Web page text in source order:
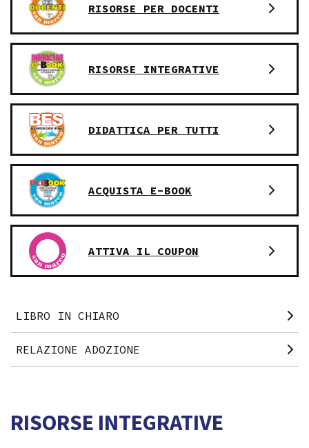
RISORSE PER DOCENTI
RISORSE INTEGRATIVE
DIDATTICA PER TUTTI
ACQUISTA E-BOOK
ATTIVA IL COUPON
LIBRO IN CHIARO
RELAZIONE ADOZIONE
RISORSE INTEGRATIVE